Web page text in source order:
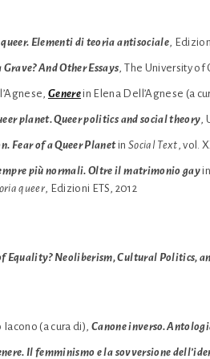
Elementi di teoria antisociale,
Grave? And Other Essays , The University
Generein Elena Dell’Agnese (a
planet. Queer politics and social theory
Fear of a Queer Planetin Social Text , vol.
più normali. Oltre il matrimonio gay
queer, Edizioni ETS, 2012
Equality? Neoliberism, Cultural Politics,
(a cura di), Canone inverso.
Il femminismo e la sovversione